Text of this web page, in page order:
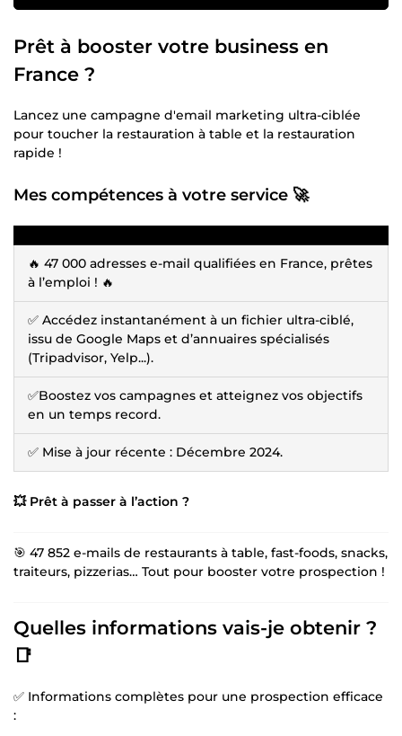
Prêt à booster votre business en
France ?
Lancez une campagne d'email marketing ultra-ciblée
pour toucher la restauration à table et la restauration
rapide !
Mes compétences à votre service 🚀
🔥 47 000 adresses e-mail qualifiées en France, prêtes
à l’emploi ! 🔥
✅ Accédez instantanément à un fichier ultra-ciblé,
issu de Google Maps et d’annuaires spécialisés
(Tripadvisor, Yelp...).
✅Boostez vos campagnes et atteignez vos objectifs
en un temps record.
✅ Mise à jour récente : Décembre 2024.
💥 Prêt à passer à l’action ?
🎯 47 852 e-mails de restaurants à table, fast-foods, snacks,
traiteurs, pizzerias… Tout pour booster votre prospection !
Quelles informations vais-je obtenir ?
📑
✅ Informations complètes pour une prospection efficace
: